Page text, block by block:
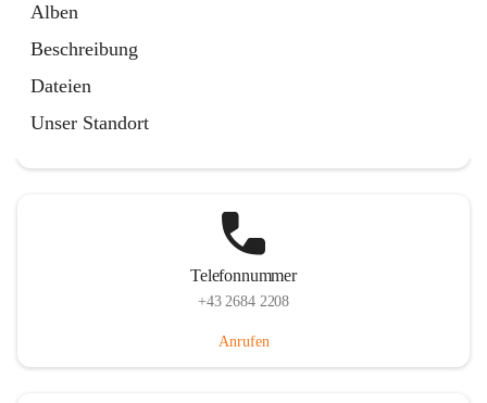
Alben
Beschreibung
Dateien
Unser Standort
Telefonnummer
+43 2684 2208
Anrufen